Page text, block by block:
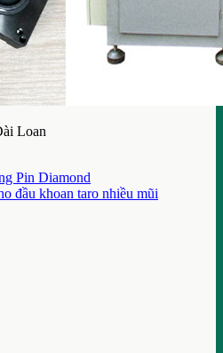
Loan
Pin Diamond
đầu khoan taro nhiều mũi